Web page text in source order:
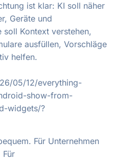
ist klar: KI soll näher
Geräte und
Kontext verstehen,
ausfüllen, Vorschläge
helfen.
05/12/everything-
show-from-
widgets/?
Für Unternehmen